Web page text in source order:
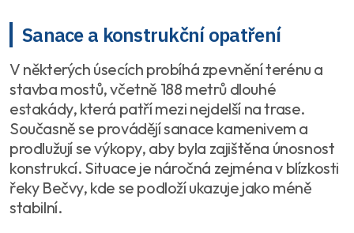
Sanace a konstrukční opatření
V některých úsecích probíhá zpevnění terénu a
stavba mostů, včetně 188 metrů dlouhé
estakády, která patří mezi nejdelší na trase.
Současně se provádějí sanace kamenivem a
prodlužují se výkopy, aby byla zajištěna únosnost
konstrukcí. Situace je náročná zejména v blízkosti
řeky Bečvy, kde se podloží ukazuje jako méně
stabilní.